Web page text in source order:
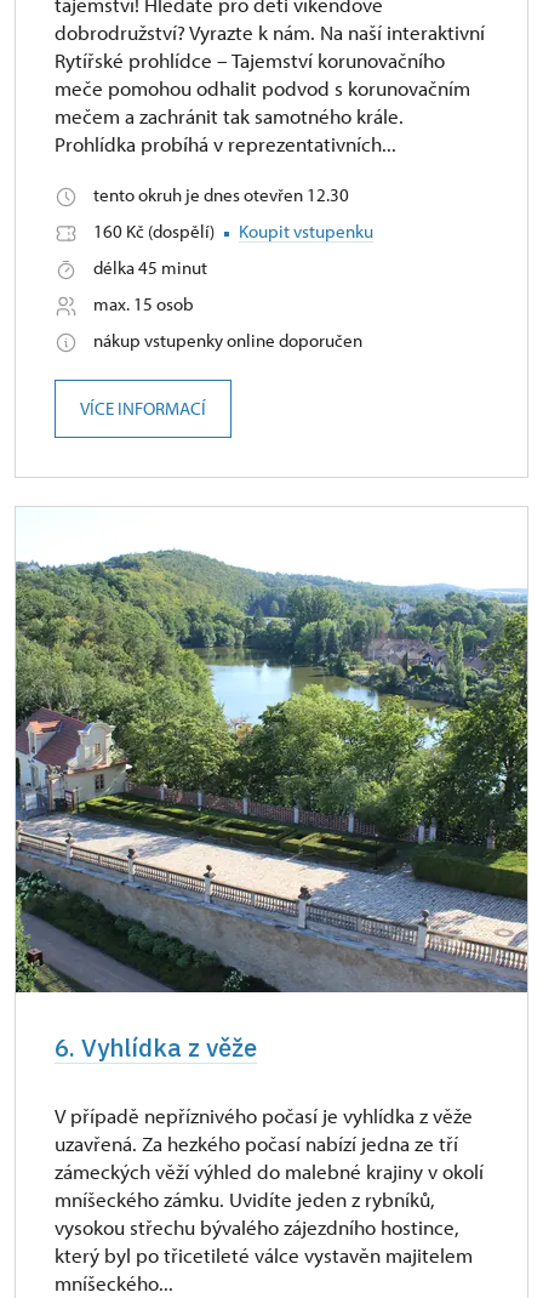
dobrodružství? Vyrazte k nám. Na naší interaktivní
Rytířské prohlídce – Tajemství korunovačního
meče pomohou odhalit podvod s korunovačním
mečem a zachránit tak samotného krále.
Prohlídka probíhá v reprezentativních...
tento okruh je dnes otevřen 12.30
160 Kč (dospělí)
Koupit vstupenku
délka 45 minut
max. 15 osob
nákup vstupenky online doporučen
VÍCE INFORMACÍ
6. Vyhlídka z věže
V případě nepříznivého počasí je vyhlídka z věže
uzavřená. Za hezkého počasí nabízí jedna ze tří
zámeckých věží výhled do malebné krajiny v okolí
mníšeckého zámku. Uvidíte jeden z rybníků,
vysokou střechu bývalého zájezdního hostince,
který byl po třicetileté válce vystavěn majitelem
mníšeckého...